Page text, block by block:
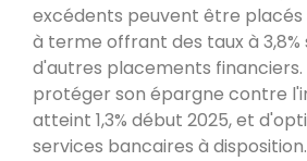
excédents peuvent être
à terme offrant des taux à 3,8%
d'autres placements
protéger son épargne contre
atteint 1,3% début 2025, et
services bancaires à disposition.